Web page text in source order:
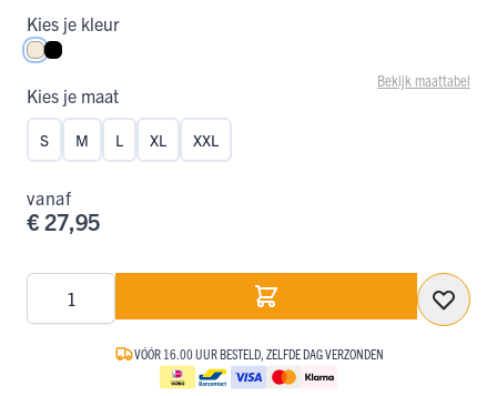
Kies je kleur
Wolwit
Zwart
Bekijk maattabel
Kies je maat
S M L XL XXL
vanaf
€ 27,95
VÓÓR 16.00 UUR BESTELD, ZELFDE DAG VERZONDEN